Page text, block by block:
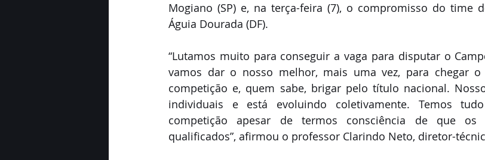
Mogiano (SP) e, na terça-feira (7), o compromisso do time
Águia Dourada (DF).
“Lutamos muito para conseguir a vaga para disputar o
vamos dar o nosso melhor, mais uma vez, para chegar
competição e, quem sabe, brigar pelo título nacional.
individuais e está evoluindo coletivamente. Temos
competição apesar de termos consciência de que os
qualificados”, afirmou o professor Clarindo Neto, diretor-